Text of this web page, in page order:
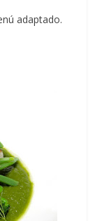
adaptado.